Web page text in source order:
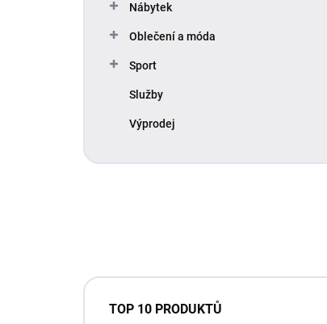
Nábytek
Oblečení a móda
Sport
Služby
Výprodej
TOP 10 PRODUKTŮ